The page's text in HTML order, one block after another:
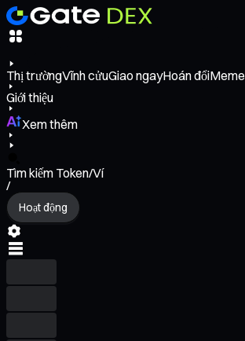
Thị trườngVĩnh cửuGiao ngayHoán đổiMeme
Giới thiệu
Xem thêm
Tìm kiếm Token/Ví
/
Hoạt động